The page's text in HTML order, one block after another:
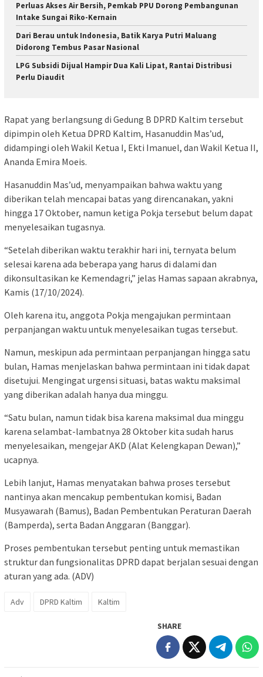
Perluas Akses Air Bersih, Pemkab PPU Dorong Pembangunan
Intake Sungai Riko-Kernain
Dari Berau untuk Indonesia, Batik Karya Putri Maluang
Didorong Tembus Pasar Nasional
LPG Subsidi Dijual Hampir Dua Kali Lipat, Rantai Distribusi
Perlu Diaudit
Rapat yang berlangsung di Gedung B DPRD Kaltim tersebut
dipimpin oleh Ketua DPRD Kaltim, Hasanuddin Mas’ud,
didampingi oleh Wakil Ketua I, Ekti Imanuel, dan Wakil Ketua II,
Ananda Emira Moeis.
Hasanuddin Mas’ud, menyampaikan bahwa waktu yang
diberikan telah mencapai batas yang direncanakan, yakni
hingga 17 Oktober, namun ketiga Pokja tersebut belum dapat
menyelesaikan tugasnya.
“Setelah diberikan waktu terakhir hari ini, ternyata belum
selesai karena ada beberapa yang harus di dalami dan
dikonsultasikan ke Kemendagri,” jelas Hamas sapaan akrabnya,
Kamis (17/10/2024).
Oleh karena itu, anggota Pokja mengajukan permintaan
perpanjangan waktu untuk menyelesaikan tugas tersebut.
Namun, meskipun ada permintaan perpanjangan hingga satu
bulan, Hamas menjelaskan bahwa permintaan ini tidak dapat
disetujui. Mengingat urgensi situasi, batas waktu maksimal
yang diberikan adalah hanya dua minggu.
“Satu bulan, namun tidak bisa karena maksimal dua minggu
karena selambat-lambatnya 28 Oktober kita sudah harus
menyelesaikan, mengejar AKD (Alat Kelengkapan Dewan),”
ucapnya.
Lebih lanjut, Hamas menyatakan bahwa proses tersebut
nantinya akan mencakup pembentukan komisi, Badan
Musyawarah (Bamus), Badan Pembentukan Peraturan Daerah
(Bamperda), serta Badan Anggaran (Banggar).
Proses pembentukan tersebut penting untuk memastikan
struktur dan fungsionalitas DPRD dapat berjalan sesuai dengan
aturan yang ada. (ADV)
Adv DPRD Kaltim Kaltim
SHARE